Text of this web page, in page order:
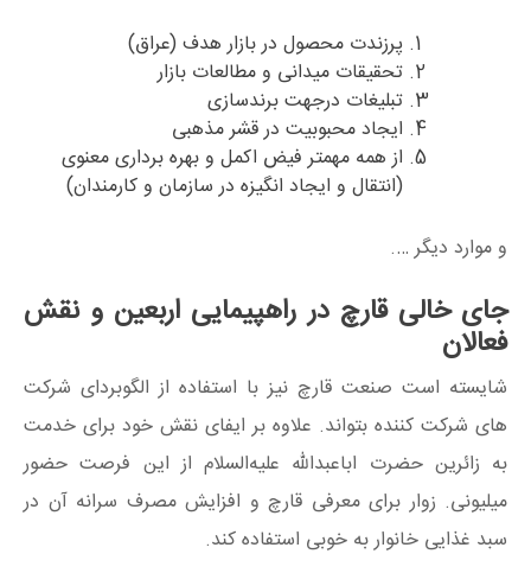
پرزندت محصول در بازار هدف (عراق)
تحقیقات میدانی و مطالعات بازار
تبلیغات درجهت برندسازی
ایجاد محبوبیت در قشر مذهبی
از همه مهمتر فیض اکمل و بهره برداری معنوی
(انتقال و ایجاد انگیزه در سازمان و کارمندان)
و موارد دیگر ….
جای خالی قارچ در راهپیمایی اربعین و نقش
فعالان
شایسته است صنعت قارچ نیز با استفاده از الگوبردای شرکت
های شرکت کننده بتواند. علاوه بر ایفای نقش خود برای خدمت
به زائرین حضرت اباعبدالله علیه‌السلام از این فرصت حضور
میلیونی. زوار برای معرفی قارچ و افزایش مصرف سرانه آن در
سبد غذایی خانوار به خوبی استفاده کند.